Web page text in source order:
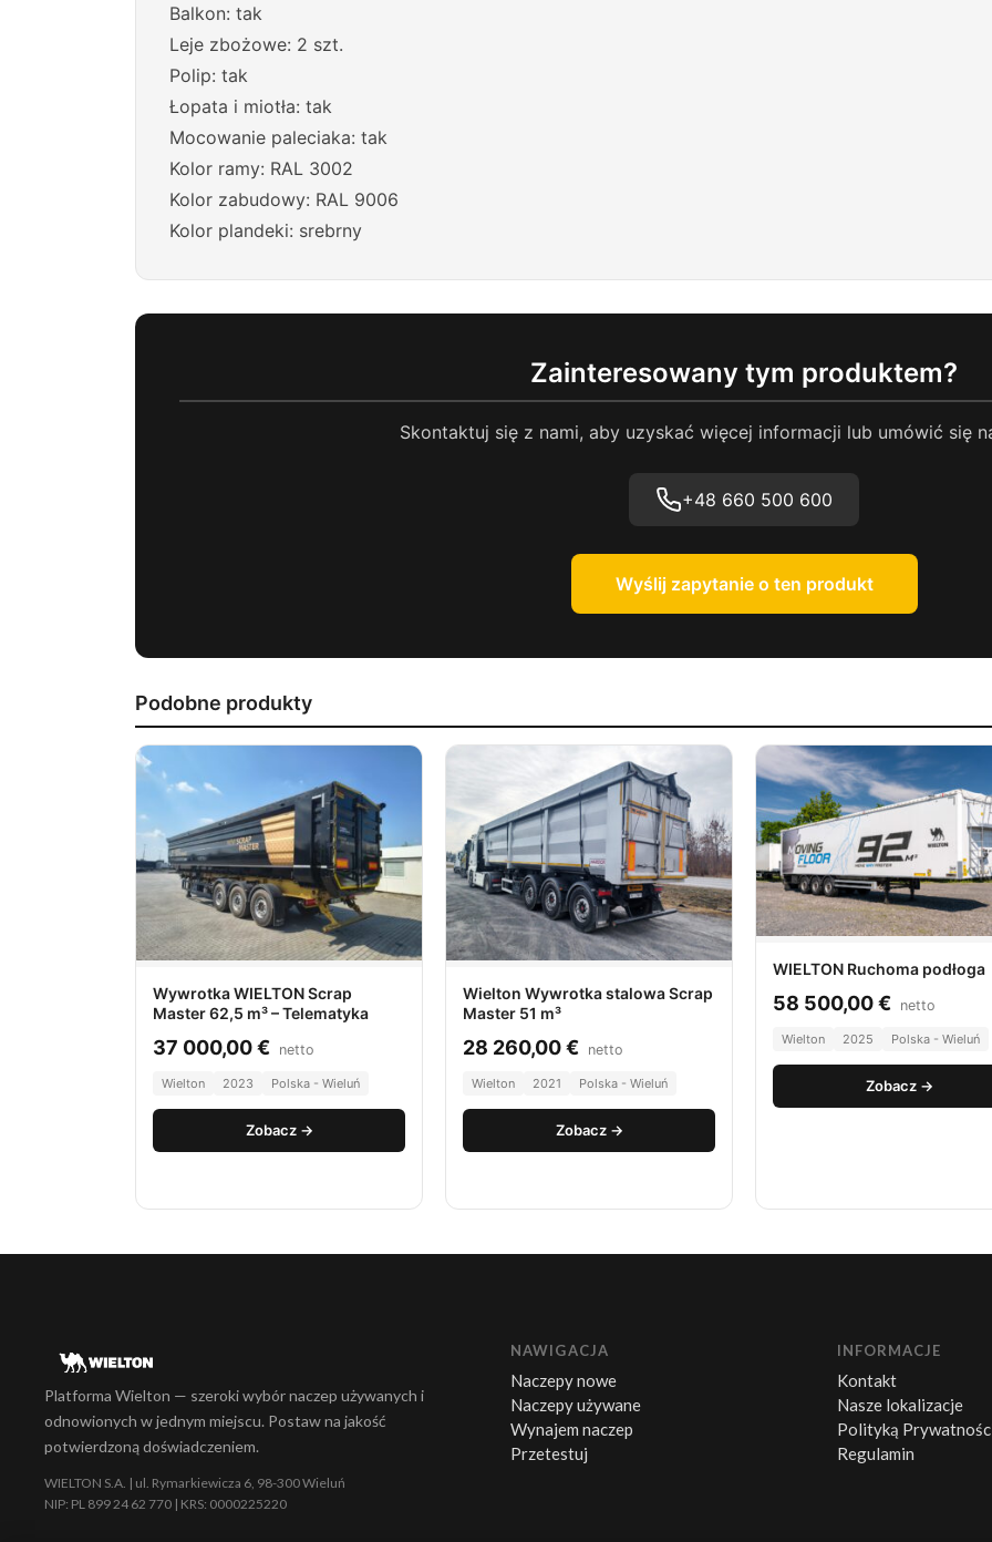
Balkon: tak
Leje zbożowe: 2 szt.
Polip: tak
Łopata i miotła: tak
Mocowanie paleciaka: tak
Kolor ramy: RAL 3002
Kolor zabudowy: RAL 9006
Kolor plandeki: srebrny
Zainteresowany tym produktem?
Skontaktuj się z nami, aby uzyskać więcej informacji lub umówić się
+48 660 500 600
Wyślij zapytanie o ten produkt
Podobne produkty
Wywrotka WIELTON Scrap
Master 62,5 m³ – Telematyka
37 000,00€ netto
Wielton 2023 Polska - Wieluń
Zobacz →
Wielton Wywrotka stalowa Scrap
Master 51 m³
28 260,00€ netto
Wielton 2021 Polska - Wieluń
Zobacz →
WIELTON Ruchoma podłoga
58 500,00€ netto
Wielton 2025 Polska - Wieluń
Zobacz →
Platforma Wielton — szeroki wybór naczep używanych i
odnowionych w jednym miejscu. Postaw na jakość
potwierdzoną doświadczeniem.
WIELTON S.A. | ul. Rymarkiewicza 6, 98-300 Wieluń
NIP: PL 899 24 62 770 | KRS: 0000225220
NAWIGACJA
Naczepy nowe
Naczepy używane
Wynajem naczep
Przetestuj
INFORMACJE
Kontakt
Nasze lokalizacje
Polityką
Regulamin